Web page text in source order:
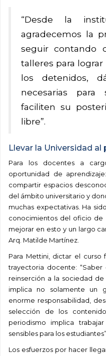
“Desde la
agradecemos la
seguir contando
talleres para
los detenidos,
necesarias para
faciliten su
libre”.
Llevar la Universidad al
Para los docentes a
oportunidad de
compartir espacios
del ámbito universitario y
muchas expectativas. Ha
conocimientos del oficio de
mejorar en esto y un largo
Arq. Matilde Martínez.
Para Mettini, dictar el curso
trayectoria docente:
reinserción a la sociedad
implica no solamente un
enorme responsabilidad,
selección de los
periodismo implica
sensibles para los
Los esfuerzos por hacer